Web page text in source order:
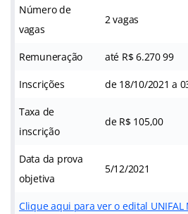
Número de
vagas
2 vagas
Remuneração até R$ 6.270 99
Inscrições de 18/10/2021 a
Taxa de
inscrição
de R$ 105,00
Data da prova
objetiva
5/12/2021
Clique aqui para ver o edital UNIFAL